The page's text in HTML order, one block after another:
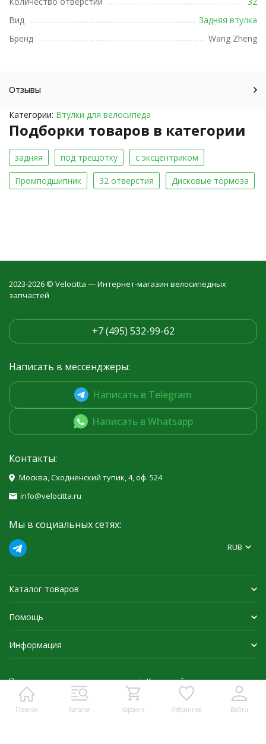
Вид
Задняя втулка
Бренд
Wang Zheng
Отзывы
Категории: Втулки для велосипеда
Подборки товаров в категории
задняя под трещотку с эксцентриком
Промподшипник 32 отверстия Дисковые тормоза
Главная Каталог Корзина Избранное Войти
2023-2026 © Velocitta — Интернет-магазин велосипедных
запчастей
+7 (495) 532-99-62
Написать в мессенджеры:
Написать в Telegram
Написать в Whatsapp
Контакты:
Москва, Сходненский тупик, 4, оф. 524
info@velocitta.ru
Мы в социальных сетях:
RUB
Каталог товаров
Помощь
Информация
Политика персональных данных Карта сайта